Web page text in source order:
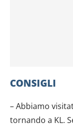
CONSIGLI
– Abbiamo
tornando a KL.